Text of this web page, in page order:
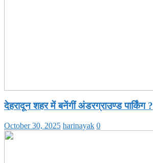
देहरादून शहर में बनेंगीं अंडरग्राउण्ड पार्किंग ?
October 30, 2025 harinayak 0